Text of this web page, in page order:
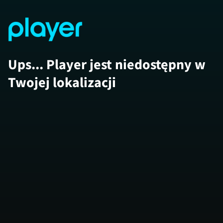
Ups... Player jest niedostępny w
Twojej lokalizacji